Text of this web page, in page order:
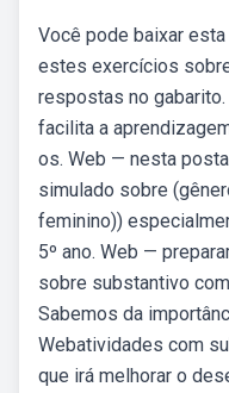
Você pode baixar
estes exercícios
respostas no
facilita a
os. Web — nesta
simulado sobre
feminino))
5º ano. Web —
sobre substantivo
Sabemos da
Webatividades com
que irá melhorar o